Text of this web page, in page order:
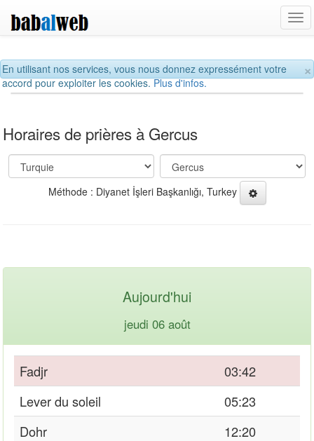
×
En utilisant nos services, vous nous donnez expressément votre
accord pour exploiter les cookies.Plus d'infos.
Horaires de prières à Gercus
Méthode : Diyanet İşleri Başkanlığı, Turkey
Aujourd'hui
jeudi 06 août
Fadjr
03:42
Lever du soleil
05:23
Dohr
12:20